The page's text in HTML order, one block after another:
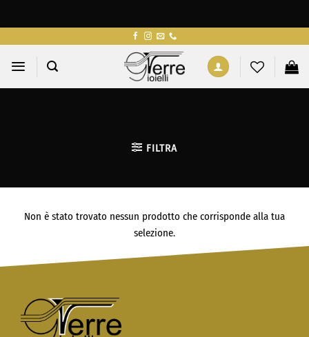
contenuti
FILTRA
Non è stato trovato nessun prodotto che corrisponde alla tua
selezione.